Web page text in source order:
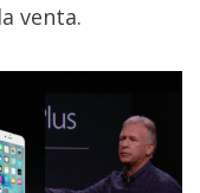
venta.